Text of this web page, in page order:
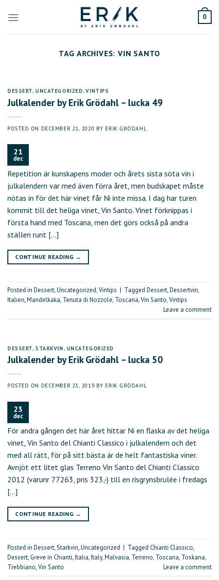
0
TAG ARCHIVES: VIN SANTO
DESSERT, UNCATEGORIZED,VINTIPS
Julkalender by Erik Grödahl – lucka 49
POSTED ON DECEMBER 21, 2020 BY ERIK GRÖDAHL
21
dec
Repetition är kunskapens moder och årets sista söta vin i
julkalendern var med även förra året, men budskapet måste
nötas in för det här vinet får Ni inte missa. I dag har turen
kommit till det heliga vinet, Vin Santo. Vinet förknippas i
första hand med Toscana, men det görs också på andra
ställen runt […]
CONTINUE READING →
Posted in Dessert,Uncategorized,Vintips | Tagged Dessert,Dessertvin,
Italien,Mandelkaka, Tenuta di Nozzole, Toscana,Vin Santo,Vintips
Leave a comment
DESSERT, STARKVIN , UNCATEGORIZED
Julkalender by Erik Grödahl – lucka 50
POSTED ON DECEMBER 23, 2019 BY ERIK GRÖDAHL
23
dec
För andra gången det här året hittar Ni en flaska av det heliga
vinet, Vin Santo del Chianti Classico i julkalendern och det
med all rätt, för på sitt bästa är de helt fantastiska viner.
Avnjöt ett litet glas Terreno Vin Santo del Chianti Classico
2012 (varunr 77263, pris 323,-) till en risgrynsbrulée i fredags
[…]
CONTINUE READING →
Posted in Dessert,Starkvin,Uncategorized | Tagged Chianti Classico,
Dessert,Greve in Chianti,Italia,Italy,Malvasia, Terreno, Toscana, Toskana,
Trebbiano,Vin Santo Leave a comment